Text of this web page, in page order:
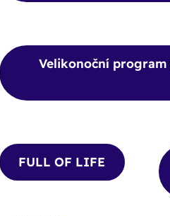
Velikonoční
FULL OF LIFE